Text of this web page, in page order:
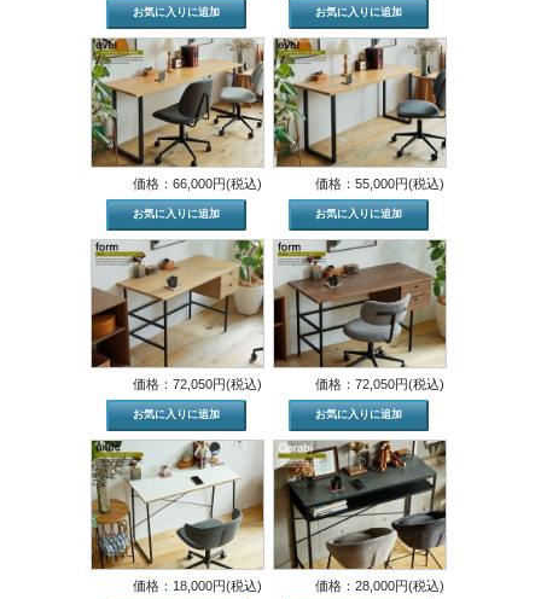
価格：66,000円(税込) 価格：55,000円(税込)
価格：72,050円(税込) 価格：72,050円(税込)
価格：18,000円(税込) 価格：28,000円(税込)